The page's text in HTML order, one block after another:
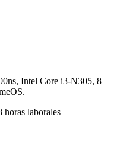
Intel Core i3-N305, 8
horas laborales